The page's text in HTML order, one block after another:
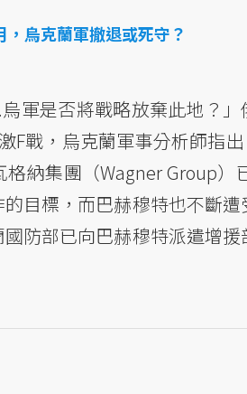
烏克蘭軍撤退或死守？
烏軍是否將戰略放棄此地？
F戰，烏克蘭軍事分析師指
納集團（Wagner Group
目標，而巴赫穆特也不斷
防部已向巴赫穆特派遣增